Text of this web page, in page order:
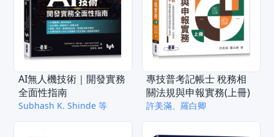
AI無人機技術｜開發實務
全面性指南
Subhash K. Shinde 等
專技普考記帳士 稅務相
關法規與申報實務(上冊)
許美滿、羅白卿